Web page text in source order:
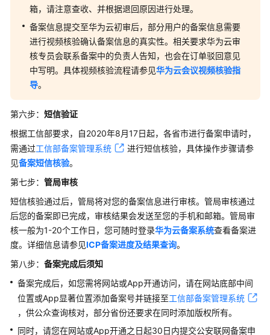
权箱，请注意查收、并根据退回原因进行处理。
备案信息提交至华为云初审后，部分用户的备案信息需要
进行视频核验确认备案信息的真实性。相关要求华为云审
核专员会联系备案中的负责人告知，也会在订单驳回意见
中写明。具体视频核验流程请参见华为云会议视频核验指
导。
第六步： 短信验证
根据工信部要求，自2020年8月17日起，各省市进行备案申请时，
需通过工信部备案管理系统
进行短信核验，具体操作步骤请参
见备案短信核验。
第七步： 管局审核
短信核验通过后，管局将对您的备案信息进行审核。管局审核通过
后您的备案即已完成，审核结果会发送至您的手机和邮箱。管局审
核一般为1-20个工作日，您可随时登录华为云备案系统查看备案进
度。详细信息请参见ICP备案进度及结果查询。
第八步： 备案完成后须知
备案完成后，如您需将网站或App开通访问，请在网站底部中间
位置或App显著位置添加备案号并链接至工信部备案管理系统
，供公众查询核对，部分省份还要求在同时添加版权所有。
同时，请您在网站或App开通之日起30日内提交公安联网备案申